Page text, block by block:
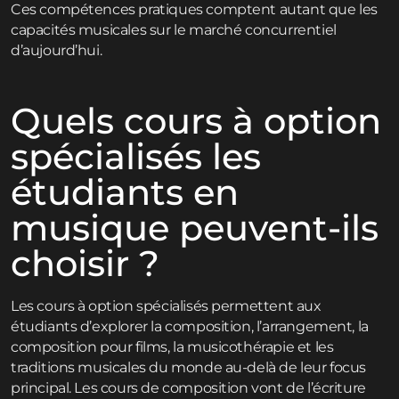
Ces compétences pratiques comptent autant que les
capacités musicales sur le marché concurrentiel
d’aujourd’hui.
Quels cours à option
spécialisés les
étudiants en
musique peuvent-ils
choisir ?
Les cours à option spécialisés permettent aux
étudiants d’explorer la composition, l’arrangement, la
composition pour films, la musicothérapie et les
traditions musicales du monde au-delà de leur focus
principal. Les cours de composition vont de l’écriture